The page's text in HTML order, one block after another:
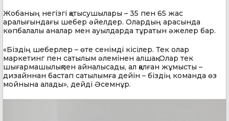
Жобаның негізгі қатысушылары – 35 пен 65 жас
аралығындағы шебер әйелдер. Олардың арасында
көпбалалы аналар мен ауылдарда тұратын әжелер бар.
«Біздің шеберлер – өте сенімді кісілер. Тек олар
маркетинг пен сатылым әлемінен алшақ. Олар тек
шығармашылықпен айналысады, ал қалған жұмысты –
дизайннан бастап сатылымға дейін – біздің команда өз
мойнына алады», дейді Әсемнұр.